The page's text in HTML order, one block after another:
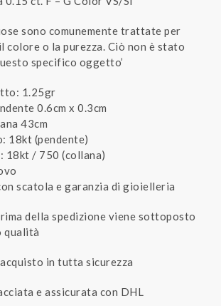
sono comunemente trattate per
colore o la purezza. Ciò non è stato
specifico oggetto’
1.25gr
0.6cm x 0.3cm
43cm
18kt (pendente)
18kt / 750 (collana)
scatola e garanzia di gioielleria
della spedizione viene sottoposto
qualità
in tutta sicurezza
e assicurata con DHL